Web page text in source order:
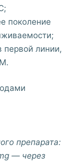
поколение
первой линии,
препарата:
— через